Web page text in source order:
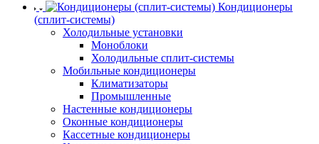
Кондиционеры
(сплит-системы)
Холодильные установки
Моноблоки
Холодильные сплит-системы
Мобильные кондиционеры
Климатизаторы
Промышленные
Настенные кондиционеры
Оконные кондиционеры
Кассетные кондиционеры